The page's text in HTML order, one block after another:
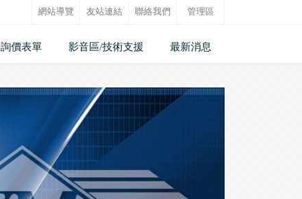
網站導覽 友站連結 聯絡我們 管理區
詢價表單 影音區/技術支援 最新消息